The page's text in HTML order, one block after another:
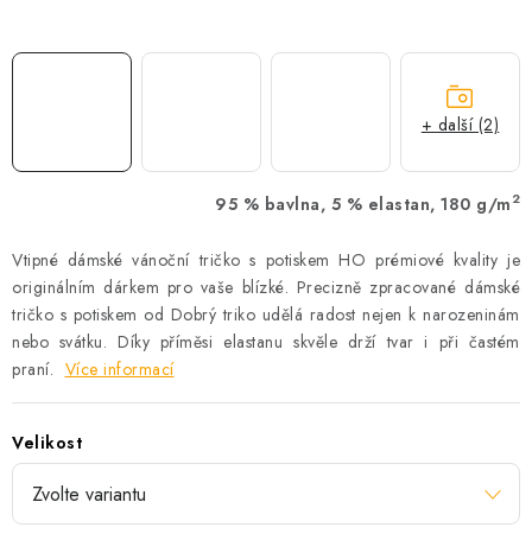
95 % bavlna, 5 % elastan, 180 g/m 2
Vtipné dámské vánoční tričko s potiskem HO prémiové kvality je
originálním dárkem pro vaše blízké. Precizně zpracované dámské
tričko s potiskem od Dobrý triko udělá radost nejen k narozeninám
nebo svátku. Díky příměsi elastanu skvěle drží tvar i při častém
praní. Více informací
Velikost
+ další (2)